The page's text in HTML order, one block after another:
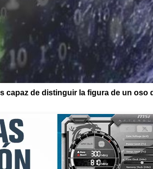
capaz de distinguir la figura de un oso